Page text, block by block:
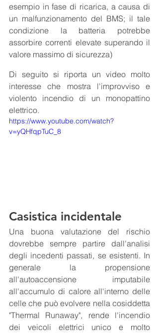
esempio in fase di ricarica, a causa di
un malfunzionamento del BMS; il tale
condizione la batteria potrebbe
assorbire correnti elevate superando il
valore massimo di sicurezza)
Di seguito si riporta un video molto
interesse che mostra l'improvviso e
violento incendio di un monopattino
elettrico.
https://www.youtube.com/watch?
v=yQHfqpTuC_8
Casistica incidentale
Una buona valutazione del rischio
dovrebbe sempre partire dall'analisi
degli incedenti passati, se esistenti. In
generale la propensione
all'autoaccensione imputabile
all'accumulo di calore all'interno delle
celle che può evolvere nella cosiddetta
"Thermal Runaway", rende l'incendio
dei veicoli elettrici unico e molto